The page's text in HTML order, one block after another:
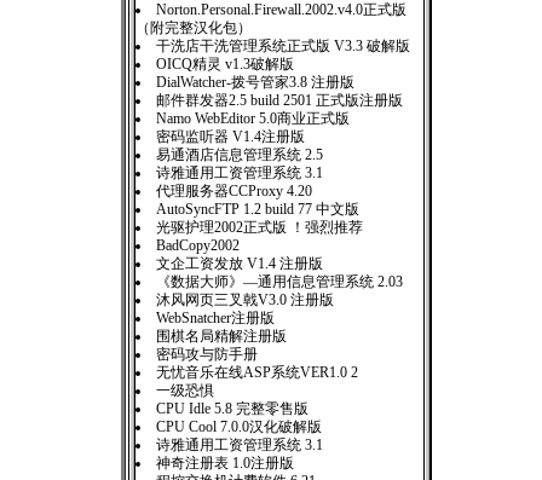
Norton.Personal.Firewall.2002.v4.0正式版
（附完整汉化包）
干洗店干洗管理系统正式版 V3.3 破解版
OICQ精灵 v1.3破解版
DialWatcher-拨号管家3.8 注册版
邮件群发器2.5 build 2501 正式版注册版
Namo WebEditor 5.0商业正式版
密码监听器 V1.4注册版
易通酒店信息管理系统 2.5
诗雅通用工资管理系统 3.1
代理服务器CCProxy 4.20
AutoSyncFTP 1.2 build 77 中文版
光驱护理2002正式版 ！强烈推荐
BadCopy2002
文企工资发放 V1.4 注册版
《数据大师》—通用信息管理系统 2.03
沐风网页三叉戟V3.0 注册版
WebSnatcher注册版
围棋名局精解注册版
密码攻与防手册
无忧音乐在线ASP系统VER1.0 2
一级恐惧
CPU Idle 5.8 完整零售版
CPU Cool 7.0.0汉化破解版
诗雅通用工资管理系统 3.1
神奇注册表 1.0注册版